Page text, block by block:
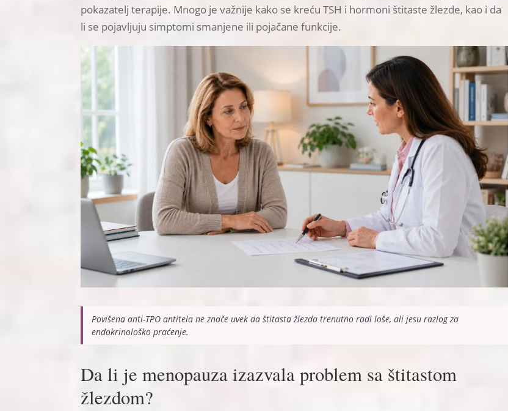
pokazatelj terapije. Mnogo je važnije kako se kreću TSH i hormoni štitaste žlezde, kao i da
li se pojavljuju simptomi smanjene ili pojačane funkcije.
Povišena anti-TPO antitela ne znače uvek da štitasta žlezda trenutno radi loše, ali jesu razlog za
endokrinološko praćenje.
Da li je menopauza izazvala problem sa štitastom
žlezdom?